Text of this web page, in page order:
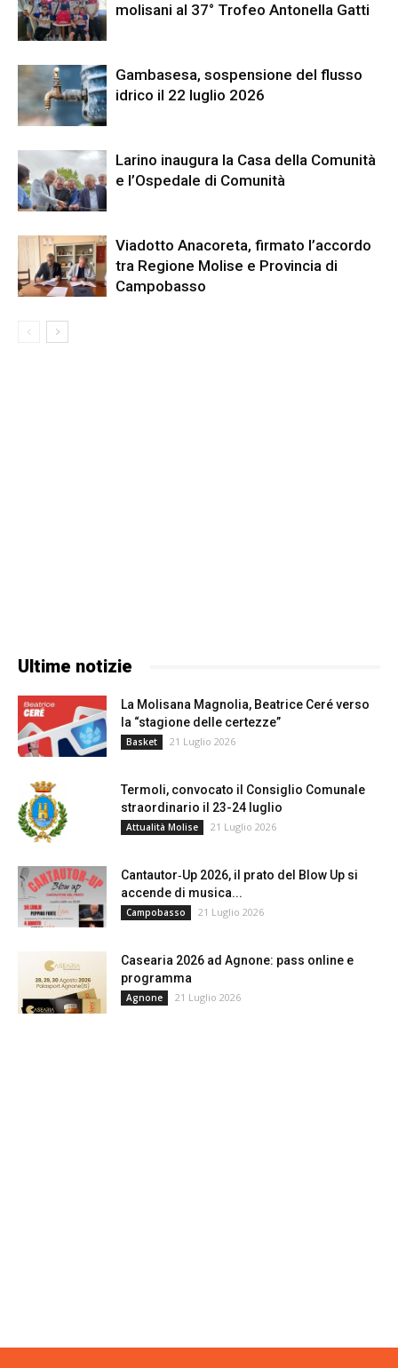
molisani al 37° Trofeo Antonella Gatti
Gambasesa, sospensione del flusso
idrico il 22 luglio 2026
Larino inaugura la Casa della Comunità
e l’Ospedale di Comunità
Viadotto Anacoreta, firmato l’accordo
tra Regione Molise e Provincia di
Campobasso
Ultime notizie
La Molisana Magnolia, Beatrice Ceré verso
la “stagione delle certezze”
Basket 21 Luglio 2026
Termoli, convocato il Consiglio Comunale
straordinario il 23-24 luglio
Attualità Molise 21 Luglio 2026
Cantautor‑Up 2026, il prato del Blow Up si
accende di musica...
Campobasso 21 Luglio 2026
Casearia 2026 ad Agnone: pass online e
programma
Agnone 21 Luglio 2026